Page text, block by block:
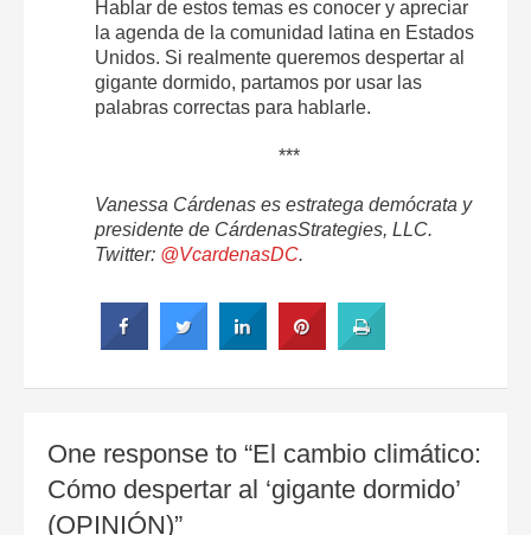
Hablar de estos temas es conocer y apreciar
la agenda de la comunidad latina en Estados
Unidos. Si realmente queremos despertar al
gigante dormido, partamos por usar las
palabras correctas para hablarle.
***
Vanessa Cárdenas es estratega demócrata y
presidente de CárdenasStrategies, LLC.
Twitter: @VcardenasDC.
One response to “El cambio climático:
Cómo despertar al ‘gigante dormido’
(OPINIÓN)”